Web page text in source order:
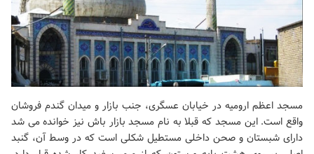
مسجد اعظم ارومیه در خیابان عسگری، جنب بازار و میدان گندم فروشان
واقع است. این مسجد که قبلا به نام مسجد بازار باش ‌نیز خوانده می شد
دارای شبستان و صحن داخلی مستطیل شکلی است که در وسط آن، گنبد